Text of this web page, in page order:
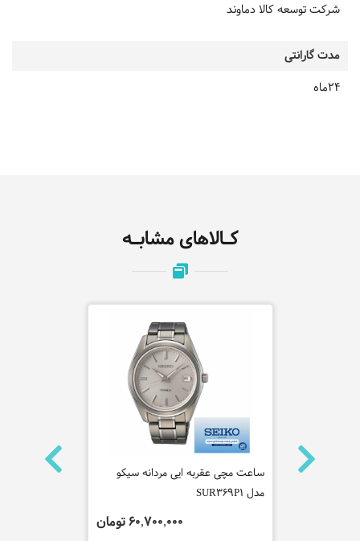
شرکت توسعه کالا دماوند
مدت گارانتی
24ماه
کـالاهای مشابـه
ساعت مچی
ساعت مچی عقربه ایی مردانه سیکو
مدل SUR369P1
60,700,000 تومان